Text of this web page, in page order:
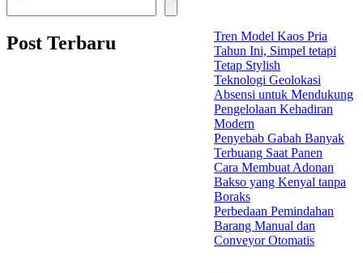
Post Terbaru
Tren Model Kaos Pria
Tahun Ini, Simpel tetapi
Tetap Stylish
Teknologi Geolokasi
Absensi untuk Mendukung
Pengelolaan Kehadiran
Modern
Penyebab Gabah Banyak
Terbuang Saat Panen
Cara Membuat Adonan
Bakso yang Kenyal tanpa
Boraks
Perbedaan Pemindahan
Barang Manual dan
Conveyor Otomatis